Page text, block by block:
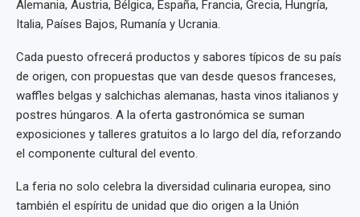
Alemania, Austria, Bélgica, España, Francia, Grecia, Hungría,
Italia, Países Bajos, Rumanía y Ucrania.
Cada puesto ofrecerá productos y sabores típicos de su país
de origen, con propuestas que van desde quesos franceses,
waffles belgas y salchichas alemanas, hasta vinos italianos y
postres húngaros. A la oferta gastronómica se suman
exposiciones y talleres gratuitos a lo largo del día, reforzando
el componente cultural del evento.
La feria no solo celebra la diversidad culinaria europea, sino
también el espíritu de unidad que dio origen a la Unión